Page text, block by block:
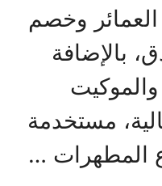
وخصم
بالإضافة
مستخدمة
المطهرات …